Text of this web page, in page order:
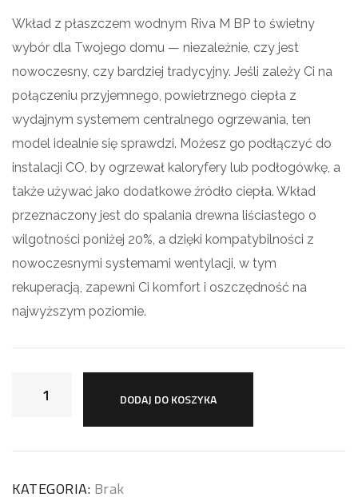
Wkład z płaszczem wodnym Riva M BP to świetny
wybór dla Twojego domu — niezależnie, czy jest
nowoczesny, czy bardziej tradycyjny. Jeśli zależy Ci na
połączeniu przyjemnego, powietrznego ciepła z
wydajnym systemem centralnego ogrzewania, ten
model idealnie się sprawdzi. Możesz go podłączyć do
instalacji CO, by ogrzewał kaloryfery lub podłogówkę, a
także używać jako dodatkowe źródło ciepła. Wkład
przeznaczony jest do spalania drewna liściastego o
wilgotności poniżej 20%, a dzięki kompatybilności z
nowoczesnymi systemami wentylacji, w tym
rekuperacją, zapewni Ci komfort i oszczędność na
najwyższym poziomie.
DODAJ DO KOSZYKA
KATEGORIA: Brak